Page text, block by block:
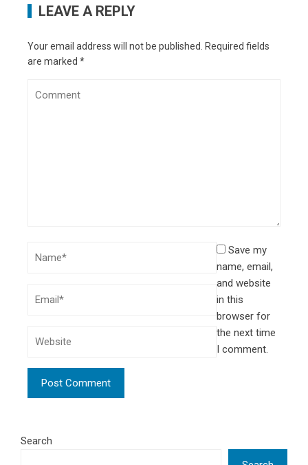
LEAVE A REPLY
Your email address will not be published.
Required fields
are marked *
Save my
name, email,
and website
in this
browser for
the next time
I comment.
Search